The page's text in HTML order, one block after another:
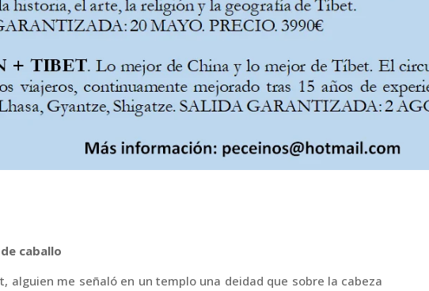
caballo
alguien me señaló en un templo una deidad que sobre la cabeza